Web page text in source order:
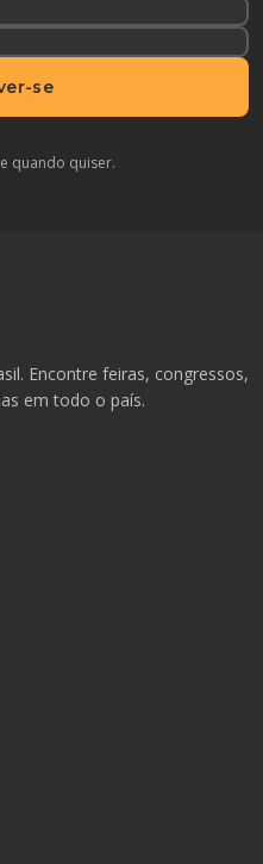
se
quando quiser.
Encontre feiras, congressos,
em todo o país.